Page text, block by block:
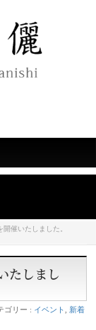
催いたしました。
たしまし
ゴリー : イベント
新着